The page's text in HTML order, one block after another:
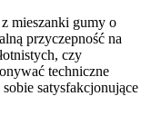
mieszanki gumy o
przyczepność na
czy
techniczne
satysfakcjonujące